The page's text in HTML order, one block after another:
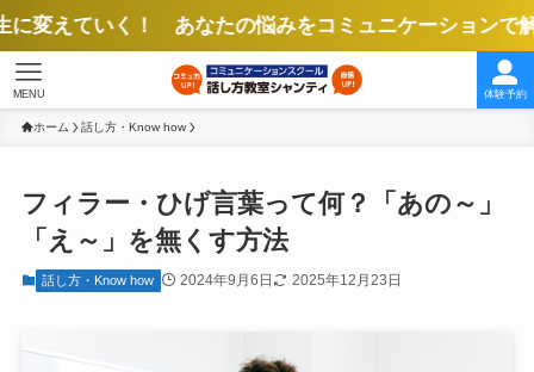
！ あなたの悩みをコミュニケーションで解決！ より
体験予約
MENU
ホーム 話し方・Know how
フィラー・ひげ言葉って何？「あの～」
「え～」を無くす方法
話し方・Know how 2024年9月6日 2025年12月23日